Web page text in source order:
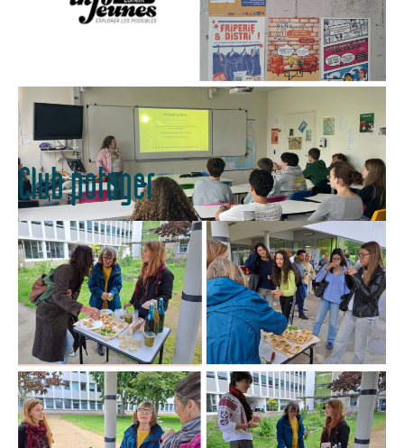
Clubs EDD au lycée
Club potager